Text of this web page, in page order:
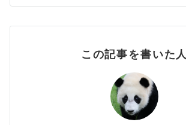
この記事を書いた人